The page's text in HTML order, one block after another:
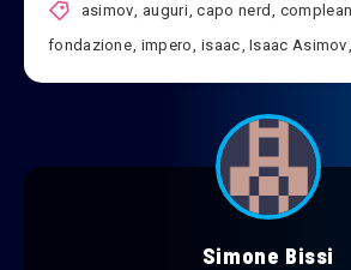
asimov, auguri,capo nerd ,
fondazione impero ,isaac ,Isaac Asimov
Simone Bissi